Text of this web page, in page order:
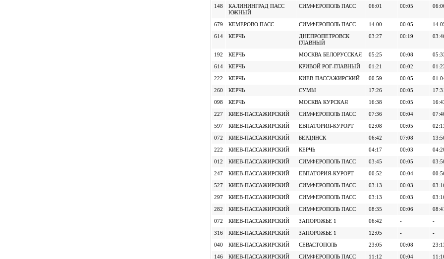
148
КАЛИНИНГРАД ПАСС
ЮЖНЫЙ
СИМФЕРОПОЛЬ ПАСС 06:01 00:05
679 КЕМЕРОВО ПАСС СИМФЕРОПОЛЬ ПАСС 14:00 00:05
614 КЕРЧЬ
ДНЕПРОПЕТРОВСК
ГЛАВНЫЙ
03:27 00:19
192 КЕРЧЬ МОСКВА БЕЛОРУССКАЯ 05:25 00:08
614 КЕРЧЬ КРИВОЙ РОГ-ГЛАВНЫЙ 01:21 00:02
222 КЕРЧЬ КИЕВ-ПАССАЖИРСКИЙ 00:59 00:05
260 КЕРЧЬ СУМЫ 17:26 00:05 17:31
098 КЕРЧЬ МОСКВА КУРСКАЯ 16:38 00:05
227 КИЕВ-ПАССАЖИРСКИЙ СИМФЕРОПОЛЬ ПАСС 07:36 00:04
597 КИЕВ-ПАССАЖИРСКИЙ ЕВПАТОРИЯ-КУРОРТ 02:08 00:05
072 КИЕВ-ПАССАЖИРСКИЙ БЕРДЯНСК 06:42 07:08
222 КИЕВ-ПАССАЖИРСКИЙ КЕРЧЬ 04:17 00:03
012 КИЕВ-ПАССАЖИРСКИЙ СИМФЕРОПОЛЬ ПАСС 03:45 00:05
247 КИЕВ-ПАССАЖИРСКИЙ ЕВПАТОРИЯ-КУРОРТ 00:52 00:04
527 КИЕВ-ПАССАЖИРСКИЙ СИМФЕРОПОЛЬ ПАСС 03:13 00:03
297 КИЕВ-ПАССАЖИРСКИЙ СИМФЕРОПОЛЬ ПАСС 03:13 00:03
282 КИЕВ-ПАССАЖИРСКИЙ СИМФЕРОПОЛЬ ПАСС 08:35 00:06 08:41
072 КИЕВ-ПАССАЖИРСКИЙ ЗАПОРОЖЬЕ 1 06:42 - -
316 КИЕВ-ПАССАЖИРСКИЙ ЗАПОРОЖЬЕ 1 12:05 - -
040 КИЕВ-ПАССАЖИРСКИЙ СЕВАСТОПОЛЬ 23:05 00:08
146 КИЕВ-ПАССАЖИРСКИЙ СИМФЕРОПОЛЬ ПАСС 11:12 00:04